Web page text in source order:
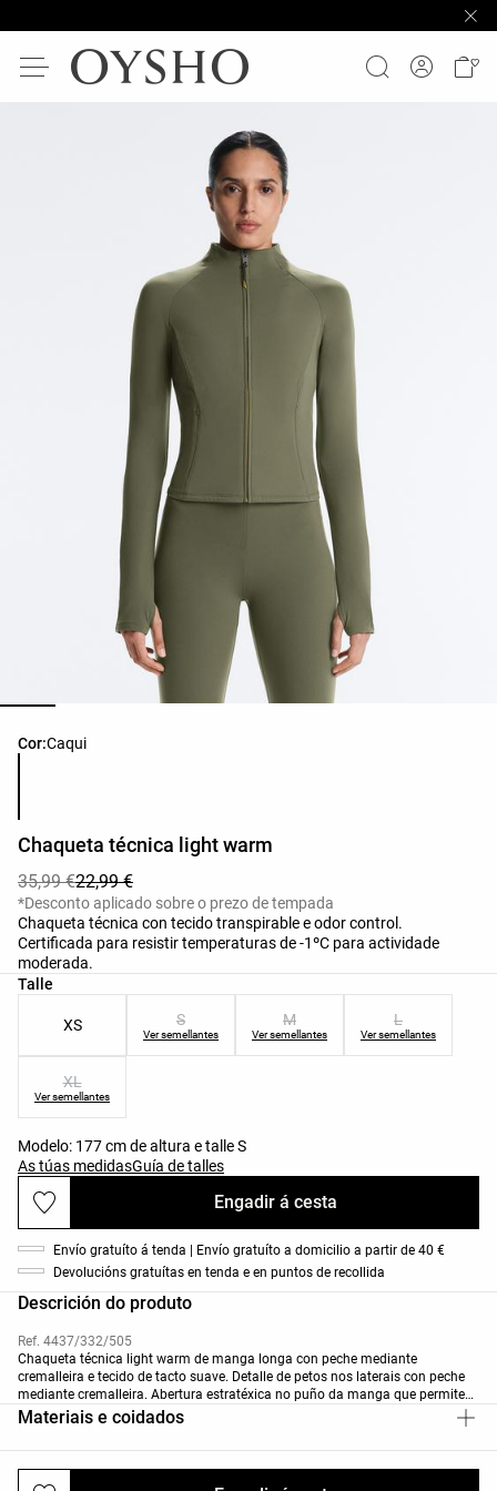
Cor:Caqui
Lista de cores do produto
Chaqueta técnica light warm
35,99 €22,99 €
*Desconto aplicado sobre o prezo de tempada
Chaqueta técnica con tecido transpirable e odor control.
Certificada para resistir temperaturas de -1ºC para actividade
moderada.
Talle
Lista de tallas do produto
XS S
Ver semellantes
M
Ver semellantes
L
Ver semellantes
XL
Ver semellantes
Modelo: 177 cm de altura e talle S
As túas medidasGuía de talles
Engadir á cesta
Envío gratuíto á tenda | Envío gratuíto a domicilio a partir de 40 €
Devolucións gratuítas en tenda e en puntos de recollida
Descrición do produto
Ref. 4437/332/505
Chaqueta técnica light warm de manga longa con peche mediante
cremalleira e tecido de tacto suave. Detalle de petos nos laterais con peche
mediante cremalleira. Abertura estratéxica no puño da manga que permite
introducir o polgar para maior mobilidade. Tecido transpirable e odor
(actividade moderada), durante un test estandarizado con vento simulado
de 0,4 M/S vestindo unha camiseta de manga longa e colo alto, pantalóns,
roupa interior, calcetíns, zapatos, luvas e un gorro de punto.
Materiais e coidados